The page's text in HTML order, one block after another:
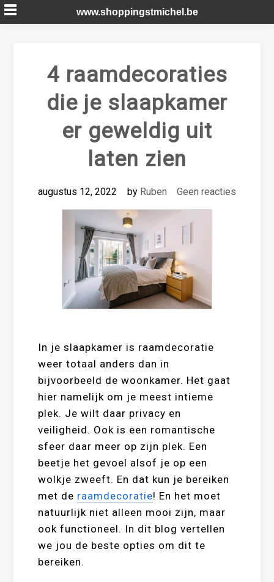
Skip
to
www.shoppingstmichel.be
4 raamdecoraties
die je slaapkamer
er geweldig uit
laten zien
augustus 12, 2022 by Ruben Geen reacties
In je slaapkamer is raamdecoratie
weer totaal anders dan in
bijvoorbeeld de woonkamer. Het gaat
hier namelijk om je meest intieme
plek. Je wilt daar privacy en
veiligheid. Ook is een romantische
sfeer daar meer op zijn plek. Een
beetje het gevoel alsof je op een
wolkje zweeft. En dat kun je bereiken
met de raamdecoratie! En het moet
natuurlijk niet alleen mooi zijn, maar
ook functioneel. In dit blog vertellen
we jou de beste opties om dit te
bereiken.